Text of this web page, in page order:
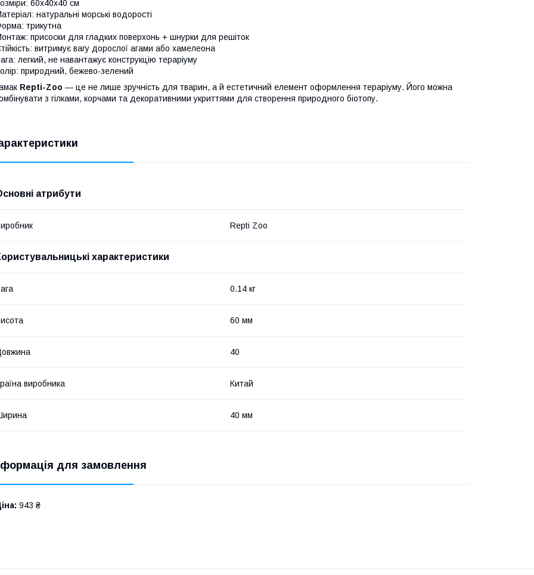
60x40x40 см
натуральні морські водорості
трикутна
присоски для гладких поверхонь + шнурки для решіток
витримує вагу дорослої агами або хамелеона
легкий, не навантажує конструкцію тераріуму
природний, бежево-зелений
Repti-Zoo — це не лише зручність для тварин, а й естетичний елемент оформлення тераріуму. Його можна
з гілками, корчами та декоративними укриттями для створення природного біотопу.
атрибути
Repti Zoo
характеристики
0.14 кг
60 мм
40
виробника Китай
40 мм
для замовлення
943 ₴